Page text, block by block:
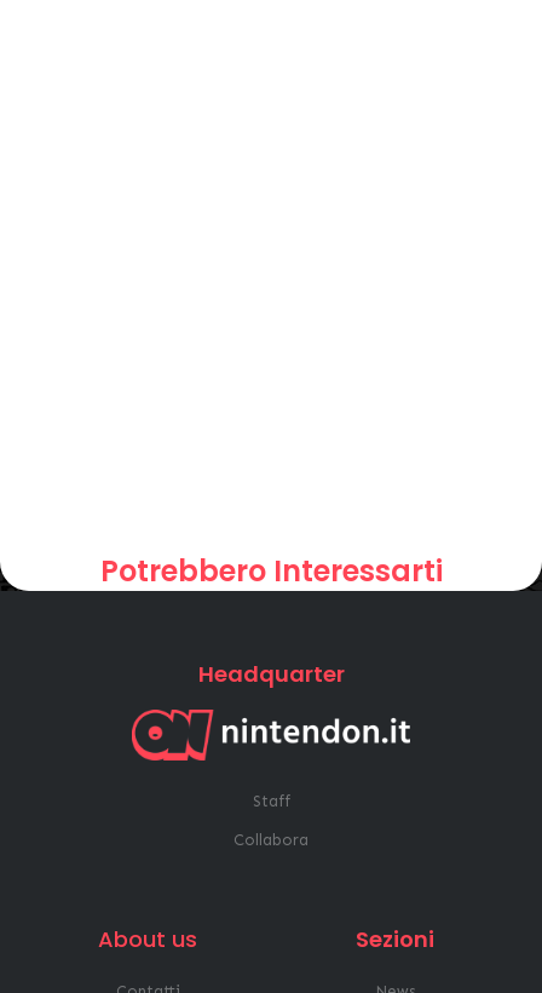
Potrebbero Interessarti
Headquarter
Staff
Collabora
About us Sezioni